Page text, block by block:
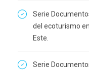
Serie
del ecoturismo
Este.
Serie